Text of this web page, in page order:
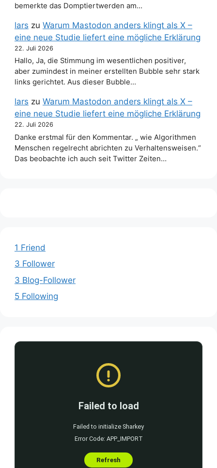
bemerkte das Domptiertwerden am…
lars zu Warum Mastodon anders klingt als X –
eine neue Studie liefert eine mögliche Erklärung
22. Juli 2026
Hallo, Ja, die Stimmung im wesentlichen positiver,
aber zumindest in meiner erstellten Bubble sehr stark
links gerichtet. Aus dieser Bubble…
lars zu Warum Mastodon anders klingt als X –
eine neue Studie liefert eine mögliche Erklärung
22. Juli 2026
Danke erstmal für den Kommentar. „ wie Algorithmen
Menschen regelrecht abrichten zu Verhaltensweisen.“
Das beobachte ich auch seit Twitter Zeiten…
1 Friend
3 Follower
3 Blog-Follower
5 Following